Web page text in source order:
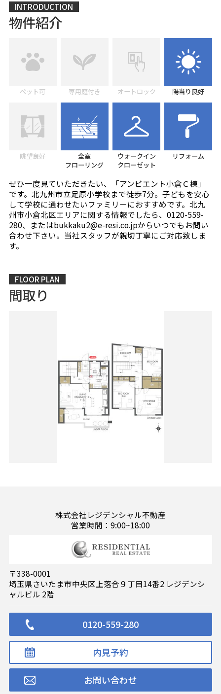
INTRODUCTION
物件紹介
ペット可 専用庭付き オートロック 陽当り良好
眺望良好
全室
フローリング
ウォークイン
クローゼット
リフォーム
ぜひ一度見ていただきたい、「アンビエント小倉Ｃ棟」
です。北九州市立足原小学校まで徒歩7分。子どもを安心
して学校に通わせたいファミリーにおすすめです。北九
州市小倉北区エリアに関する情報でしたら、0120-559-
280、またはbukkaku2@e-resi.co.jpからいつでもお問い
合わせ下さい。当社スタッフが親切丁寧にご対応致しま
す。
FLOOR PLAN
間取り
株式会社レジデンシャル不動産
営業時間：9:00~18:00
〒338-0001
埼玉県さいたま市中央区上落合９丁目14番2 レジデンシ
ャルビル 2階
0120-559-280
内見予約
お問い合わせ